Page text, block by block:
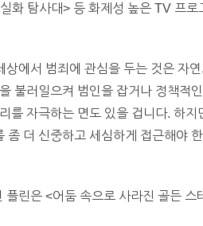
화 탐사대> 등 화제성 높은 TV 프로
에서 범죄에 관심을 두는 것은 자
불러일으켜 범인을 잡거나 정책적
를 자극하는 면도 있을 겁니다. 하지
더 신중하고 세심하게 접근해야
린은 <어둠 속으로 사라진 골든 스